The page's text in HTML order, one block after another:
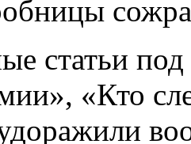
статьи
«Кто